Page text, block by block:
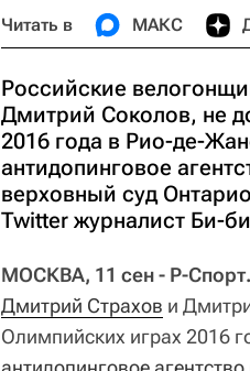
Читать в МАКС
Российские
Дмитрий Соколов, не
2016 года в Рио-де-
антидопинговое
верховный суд
Twitter журналист Би-
МОСКВА, 11 сен - Р-Спорт.
Дмитрий Страхов и
Олимпийских играх 2016